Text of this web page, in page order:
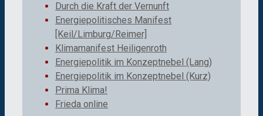
Durch die Kraft der Vernunft
Energiepolitisches Manifest
[Keil/Limburg/Reimer]
Klimamanifest Heiligenroth
Energiepolitik im Konzeptnebel (Lang)
Energiepolitik im Konzeptnebel (Kurz)
Prima Klima!
Frieda online